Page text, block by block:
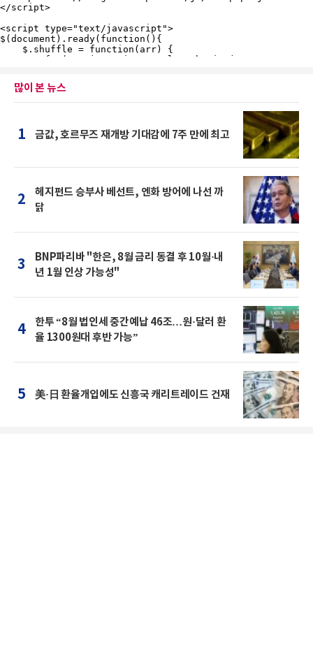
많이 본 뉴스
1 금값, 호르무즈 재개방 기대감에 7주 만에 최고
2
헤지펀드 승부사 베선트, 엔화 방어에 나선 까
닭
3
BNP파리바 "한은, 8월 금리 동결 후 10월·내
년 1월 인상 가능성"
4
한투 “8월 법인세 중간예납 46조…원·달러 환
율 1300원대 후반 가능”
5 美·日 환율개입에도 신흥국 캐리트레이드 건재